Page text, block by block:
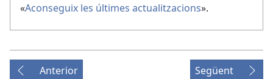
«Aconseguix les últimes actualitzacions».
Anterior Següent